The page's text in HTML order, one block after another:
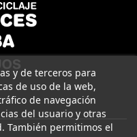
y de terceros para
de uso de la web,
de navegación
del usuario y otras
También permitimos el